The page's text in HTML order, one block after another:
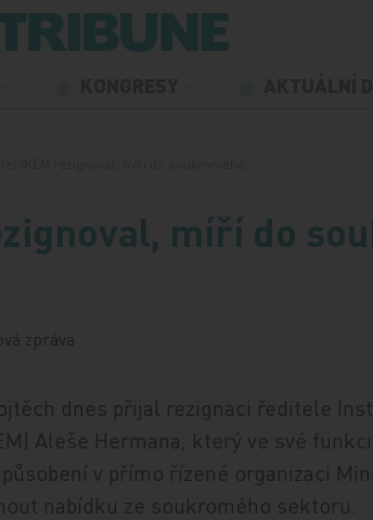
míří do
zpráva
dnes přijal rezignaci ředitele
Aleše Hermana, který ve své funkci
v přímo řízené organizaci
nabídku ze soukromého sektoru.